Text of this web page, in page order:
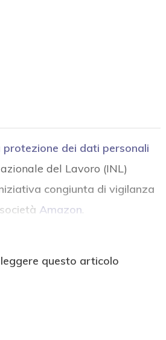
protezione dei dati personali
del Lavoro (INL)
congiunta di vigilanza
Amazon.
questo articolo